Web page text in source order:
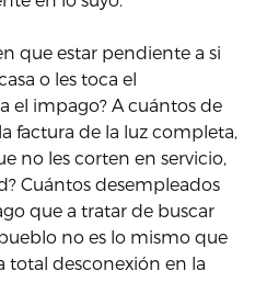
que estar pendiente a si
o les toca el
el impago? A cuántos de
factura de la luz completa,
no les corten en servicio,
Cuántos desempleados
que a tratar de buscar
no es lo mismo que
total desconexión en la